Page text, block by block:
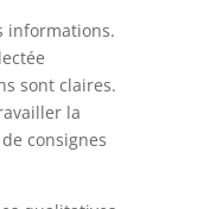
informations.
sont claires.
la
consignes